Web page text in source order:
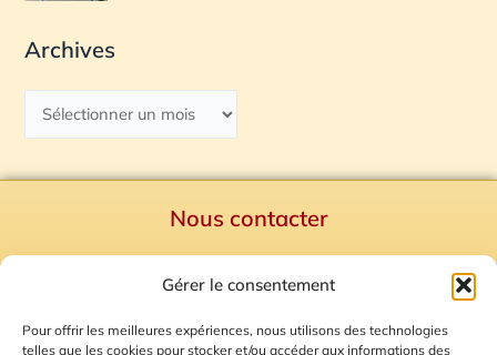
Gérer le consentement
Pour offrir les meilleures expériences, nous utilisons des technologies
telles que les cookies pour stocker et/ou accéder aux informations des
Archives
Nous contacter
Mentions Légales
Plan du site